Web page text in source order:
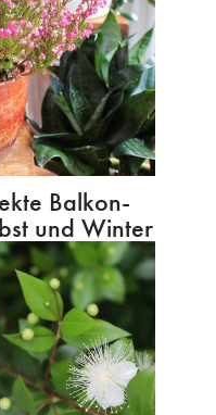
Balkon-
und Winter